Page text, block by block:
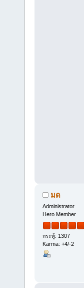
มด
Administrator
Hero Member
กระทู้: 1307
Karma: +4/-2